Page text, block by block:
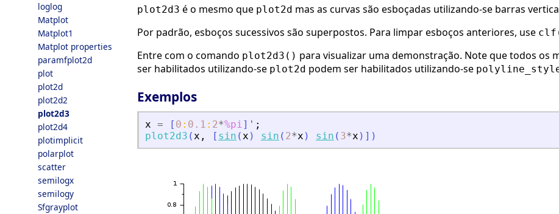
loglog
Matplot
Matplot1
Matplot properties
paramfplot2d
plot
plot2d
plot2d2
plot2d3
plot2d4
plotimplicit
polarplot
scatter
semilogx
semilogy
Sfgrayplot
plot2d3 é o mesmo que plot2d mas as curvas são esboçadas utilizando-se barras
Por padrão, esboços sucessivos são superpostos. Para limpar esboços anteriores, use
Entre com o comando plot2d3() para visualizar uma demonstração. Note que todos os
ser habilitados utilizando-se plot2d podem ser habilitados utilizando-se
Exemplos
x = [ 0 : 0.1 : 2*%pi] ' ;
plot2d3 (x , [ sin (x ) sin ( 2*x ) sin ( 3*x ) ] )